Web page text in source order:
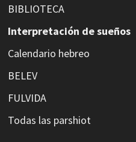
BIBLIOTECA
Interpretación de sueños
Calendario hebreo
BELEV
FULVIDA
Todas las parshiot